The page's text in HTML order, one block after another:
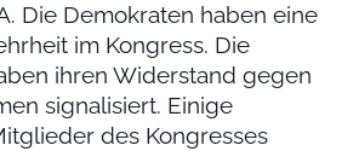
Die Demokraten haben eine
im Kongress. Die
ihren Widerstand gegen
signalisiert. Einige
des Kongresses